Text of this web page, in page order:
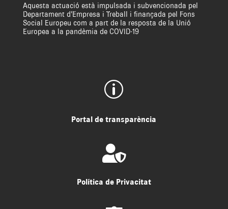
Aquesta actuació està impulsada i subvencionada pel
Departament d’Empresa i Treball i finançada pel Fons
Social Europeu com a part de la resposta de la Unió
Europea a la pandèmia de COVID-19
p
Portal de transparència

Política de Privacitat